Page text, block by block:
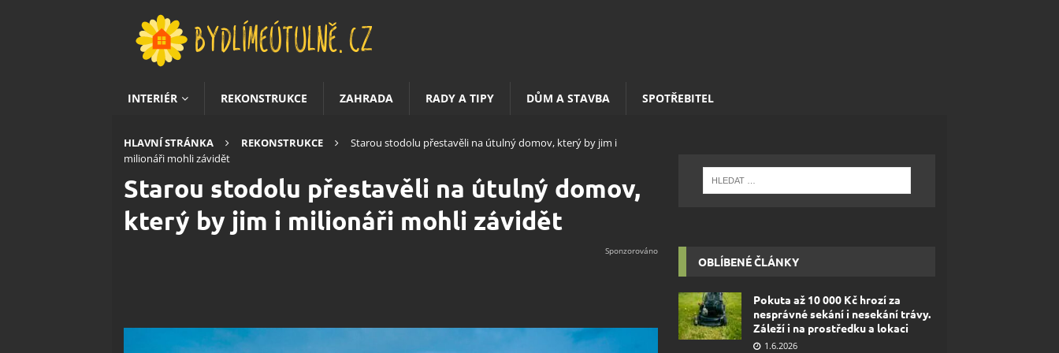
INTERIÉR REKONSTRUKCE ZAHRADA RADY A TIPY DŮM A STAVBA SPOTŘEBITEL
HLAVNÍ STRÁNKA REKONSTRUKCE
Starou stodolu přestavěli na útulný domov, který by jim i
milionáři mohli závidět
Starou stodolu přestavěli na útulný domov,
který by jim i milionáři mohli závidět
OBLÍBENÉ ČLÁNKY
Pokuta až 10 000 Kč hrozí za
nesprávné sekání i nesekání trávy.
Záleží i na prostředku a lokaci
1.6.2026